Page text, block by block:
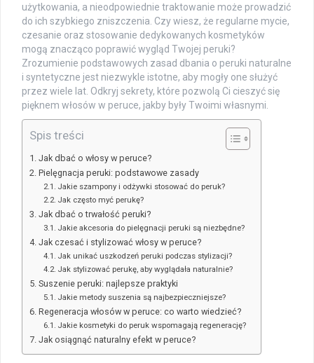
użytkowania, a nieodpowiednie traktowanie może prowadzić
do ich szybkiego zniszczenia. Czy wiesz, że regularne mycie,
czesanie oraz stosowanie dedykowanych kosmetyków
mogą znacząco poprawić wygląd Twojej peruki?
Zrozumienie podstawowych zasad dbania o peruki naturalne
i syntetyczne jest niezwykle istotne, aby mogły one służyć
przez wiele lat. Odkryj sekrety, które pozwolą Ci cieszyć się
pięknem włosów w peruce, jakby były Twoimi własnymi.
Spis treści
Jak dbać o włosy w peruce?
Pielęgnacja peruki: podstawowe zasady
Jakie szampony i odżywki stosować do peruk?
Jak często myć perukę?
Jak dbać o trwałość peruki?
Jakie akcesoria do pielęgnacji peruki są niezbędne?
Jak czesać i stylizować włosy w peruce?
Jak unikać uszkodzeń peruki podczas stylizacji?
Jak stylizować perukę, aby wyglądała naturalnie?
Suszenie peruki: najlepsze praktyki
Jakie metody suszenia są najbezpieczniejsze?
Regeneracja włosów w peruce: co warto wiedzieć?
Jakie kosmetyki do peruk wspomagają regenerację?
Jak osiągnąć naturalny efekt w peruce?